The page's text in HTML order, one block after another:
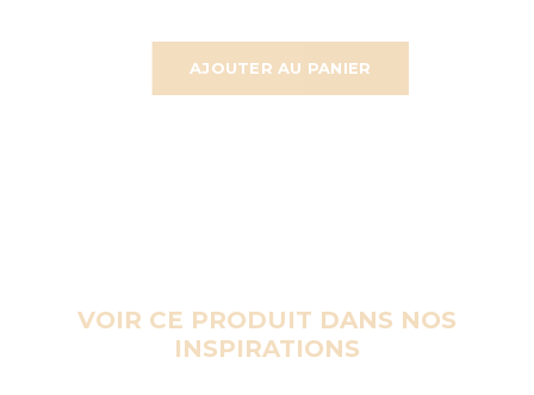
AJOUTER AU PANIER
VOIR CE PRODUIT DANS NOS
INSPIRATIONS